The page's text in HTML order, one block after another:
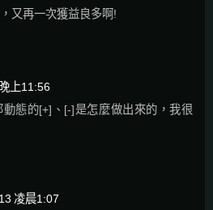
又再一次獲益良多啊!
上11:56
態的[+]、[-]是怎麼做出來的，我很
凌晨1:07